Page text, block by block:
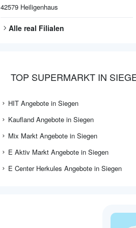
42579 Heiligenhaus
Alle real Filialen
TOP SUPERMARKT IN
HIT Angebote in Siegen
Kaufland Angebote in Siegen
Mix Markt Angebote in Siegen
E Aktiv Markt Angebote in Siegen
E Center Herkules Angebote in Siegen